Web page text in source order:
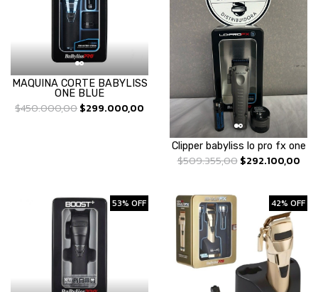
MAQUINA CORTE BABYLISS
ONE BLUE
$450.000,00$299.000,00
Clipper babyliss lo pro fx one
$509.355,00$292.100,00
53% OFF 42% OFF